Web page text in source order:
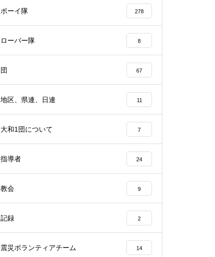
ボーイ隊 278
ローバー隊 8
団 67
地区、県連、日連 11
大和1団について 7
指導者 24
教会 9
記録 2
震災ボランティアチーム 14